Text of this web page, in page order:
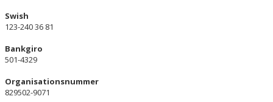
PROJEKT
Swish
123-240 36 81
Bankgiro
501-4329
Organisationsnummer
829502-9071